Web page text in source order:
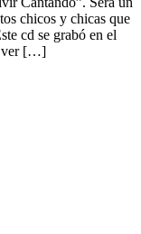
chicos y chicas que
cd se grabó en el
ver […]